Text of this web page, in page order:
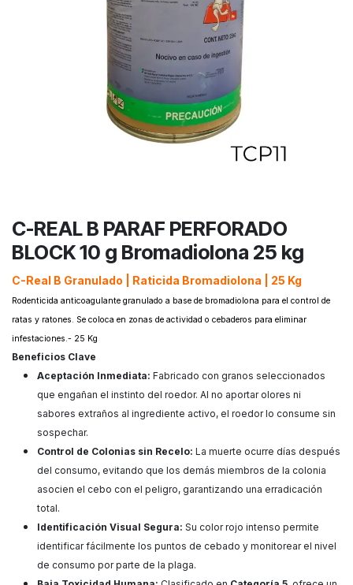
C-REAL B PARAF PERFORADO
BLOCK 10 g Bromadiolona 25 kg
C-Real B Granulado | Raticida Bromadiolona | 25 Kg
Rodenticida anticoagulante granulado a base de bromadiolona para el control de
ratas y ratones. Se coloca en zonas de actividad o cebaderos para eliminar
infestaciones.- 25 Kg​
Beneficios Clave
Aceptación Inmediata: Fabricado con granos seleccionados
que engañan el instinto del roedor. Al no aportar olores ni
sabores extraños al ingrediente activo, el roedor lo consume sin
sospechar.
Control de Colonias sin Recelo: La muerte ocurre días después
del consumo, evitando que los demás miembros de la colonia
asocien el cebo con el peligro, garantizando una erradicación
total.
Identificación Visual Segura: Su color rojo intenso permite
identificar fácilmente los puntos de cebado y monitorear el nivel
de consumo por parte de la plaga.